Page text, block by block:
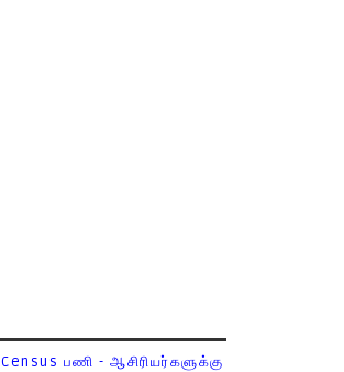
Census பணி - ஆசிரியர்களுக்கு